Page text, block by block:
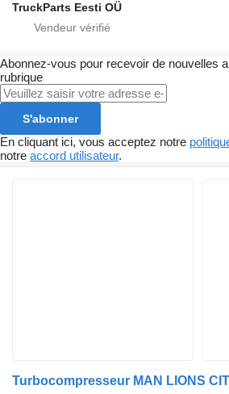
TruckParts Eesti OÜ
Abonnez-vous pour recevoir de nouvelles
rubrique
S'abonner
En cliquant ici, vous acceptez notre
notre accord utilisateur.